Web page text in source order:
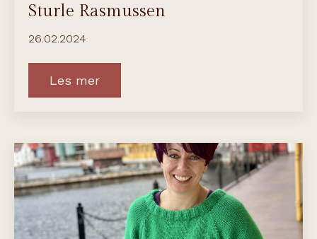
Sturle Rasmussen
26.02.2024
Les mer